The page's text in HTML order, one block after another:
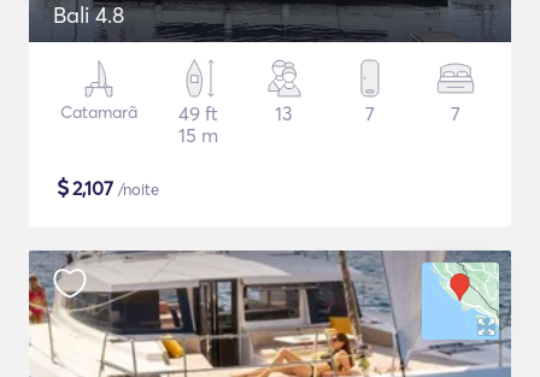
Bali 4.8
Catamarã
49 ft
15 m
13 7 7
$2,107 /noite